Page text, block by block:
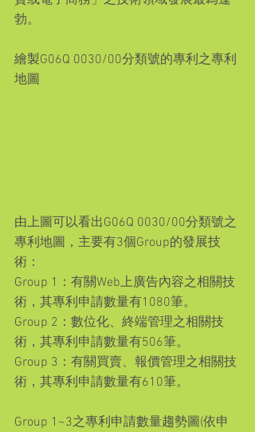
勃。
繪製G06Q 0030/00分類號的專利之專利
地圖
由上圖可以看出G06Q 0030/00分類號之
專利地圖，主要有3個Group的發展技
術：
Group 1：有關Web上廣告內容之相關技
術，其專利申請數量有1080筆。
Group 2：數位化、終端管理之相關技
術，其專利申請數量有506筆。
Group 3：有關買賣、報價管理之相關技
術，其專利申請數量有610筆。
Group 1~3之專利申請數量趨勢圖(依申